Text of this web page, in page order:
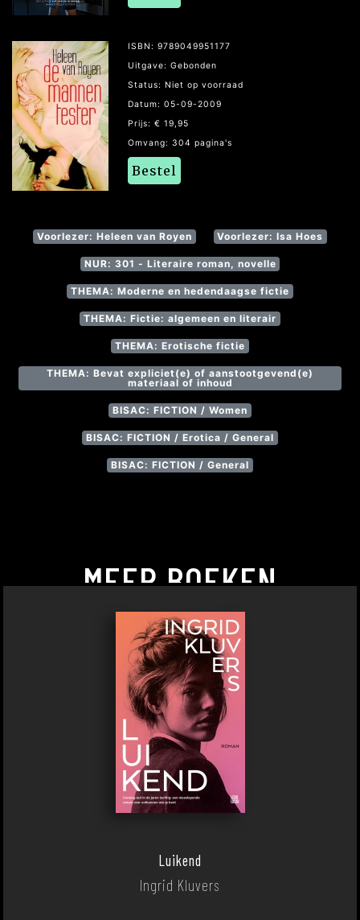
ISBN: 9789049951177
Uitgave: Gebonden
Status: Niet op voorraad
Datum: 05-09-2009
Prijs: € 19,95
Omvang: 304 pagina's
Bestel
Voorlezer: Heleen van Royen Voorlezer: Isa Hoes
NUR: 301 - Literaire roman, novelle
THEMA: Moderne en hedendaagse fictie
THEMA: Fictie: algemeen en literair
THEMA: Erotische fictie
THEMA: Bevat expliciet(e) of aanstootgevend(e)
materiaal of inhoud
BISAC: FICTION / Women
BISAC: FICTION / Erotica / General
BISAC: FICTION / General
MEER BOEKEN
Luikend
Ingrid Kluvers